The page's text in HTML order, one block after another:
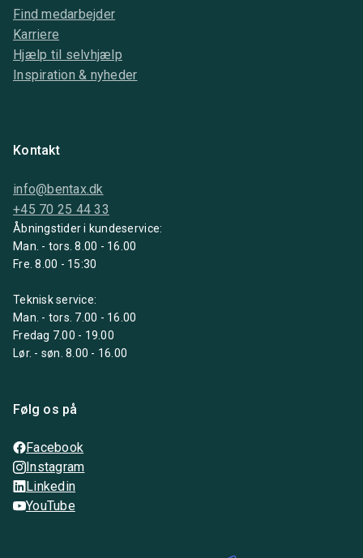
Find medarbejder
Karriere
Hjælp til selvhjælp
Inspiration & nyheder
Kontakt
info@bentax.dk
+45 70 25 44 33
Åbningstider i kundeservice:
Man. - tors. 8.00 - 16.00
Fre. 8.00 - 15:30
Teknisk service:
Man. - tors. 7.00 - 16.00
Fredag 7.00 - 19.00
Lør. - søn. 8.00 - 16.00
Følg os på
Facebook
Instagram
Linkedin
YouTube